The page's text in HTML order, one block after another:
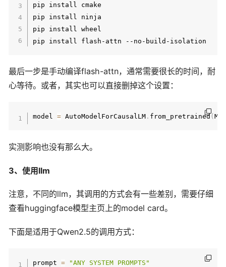
pip install cmake
pip install ninja
pip install wheel
最后一步是手动编译flash-attn，通常需要很长的时间，耐
心等待。或者，其实也可以直接删掉这个设置：
model = AutoModelForCausalLM . from_pretrained (
实测影响也没有那么大。
3、使用llm
注意，不同的llm，其调用的方式会有一些差别，需要仔细
查看huggingface模型主页上的model card。
下面是适用于Qwen2.5的调用方式：
prompt =
"ANY SYSTEM PROMPTS"